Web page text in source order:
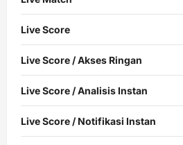
Live Score
Live Score / Akses Ringan
Live Score / Analisis Instan
Live Score / Notifikasi Instan